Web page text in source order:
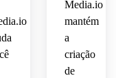
calma,
elegante
e
Media.io
mantém
a
criação
de